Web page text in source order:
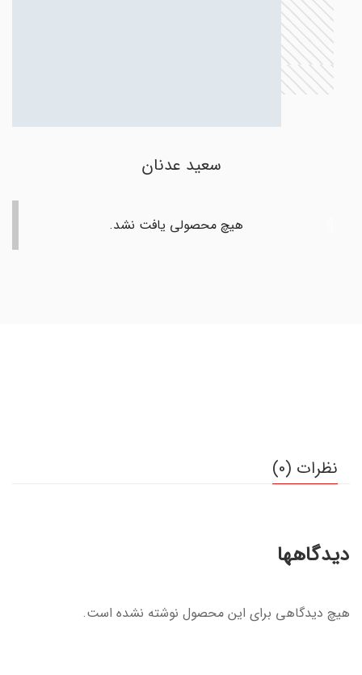
سعید عدنان
هیچ محصولی یافت نشد.
نظرات (0)
دیدگاهها
هیچ دیدگاهی برای این محصول نوشته نشده است.